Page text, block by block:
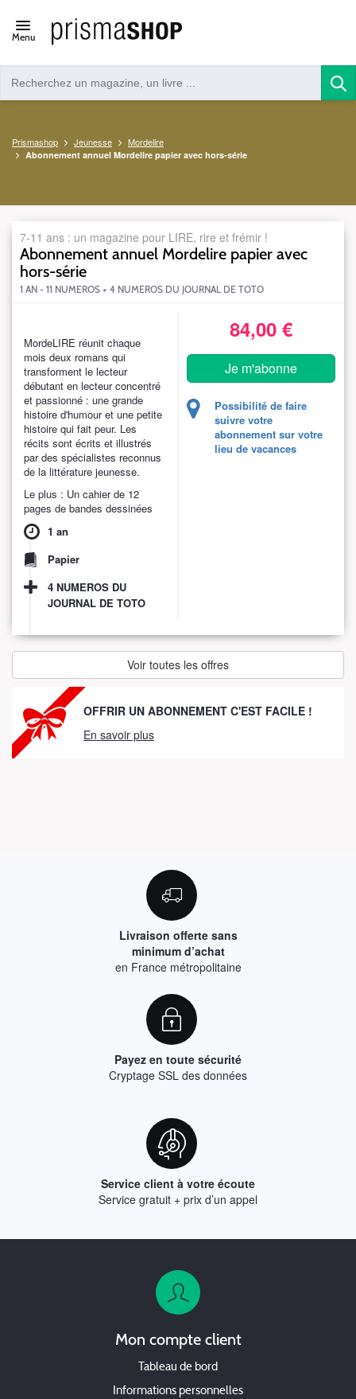
Open/close
navigation
Menu
Prismashop Jeunesse Mordelire
Abonnement annuel Mordelire papier avec hors-série
7-11 ans : un magazine pour LIRE, rire et frémir !
Abonnement annuel Mordelire papier avec
hors-série
1 AN - 11 NUMEROS + 4 NUMEROS DU JOURNAL DE TOTO
MordeLIRE réunit chaque
mois deux romans qui
transforment le lecteur
débutant en lecteur concentré
et passionné : une grande
histoire d'humour et une petite
histoire qui fait peur. Les
récits sont écrits et illustrés
par des spécialistes reconnus
de la littérature jeunesse.
Le plus : Un cahier de 12
pages de bandes dessinées
1 an
Papier
4 NUMEROS DU
JOURNAL DE TOTO
84,00 €
Je m'abonne
Possibilité de faire
suivre votre
abonnement sur votre
lieu de vacances
Voir toutes les offres
OFFRIR UN ABONNEMENT C'EST FACILE !
En savoir plus
Livraison offerte sans
minimum d’achat
en France métropolitaine
Payez en toute sécurité
Cryptage SSL des données
Service client à votre écoute
Service gratuit + prix d’un appel
Mon compte client
Tableau de bord
Informations personnelles